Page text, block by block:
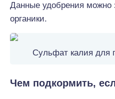
Данные удобрения можно
органики.
Сульфат калия для
Чем подкормить,